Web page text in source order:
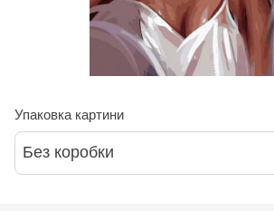
Упаковка картини
Без коробки